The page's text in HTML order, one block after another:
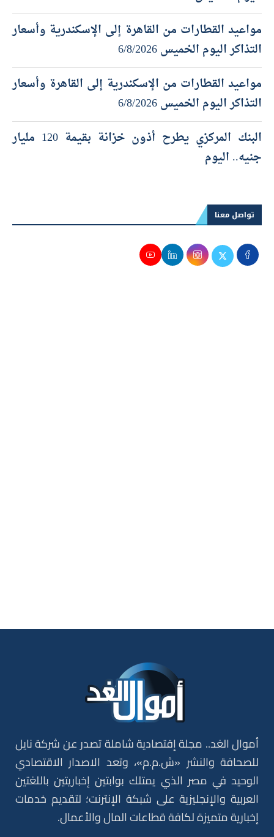
التمويل متناهي الصغر
مواعيد القطارات على خط الصعيد وأسعار التذاكر
اليوم الخميس 6/8/2026
مواعيد القطارات من القاهرة إلى الإسكندرية وأسعار
التذاكر اليوم الخميس 6/8/2026
مواعيد القطارات من الإسكندرية إلى القاهرة وأسعار
التذاكر اليوم الخميس 6/8/2026
جنيه.. اليوم
أموال الغد.. مجلة إقتصادية شاملة تصدر عن شركة نايل
للصحافة والنشر «ش.م.م»، وتعد الاصدار الاقتصادي